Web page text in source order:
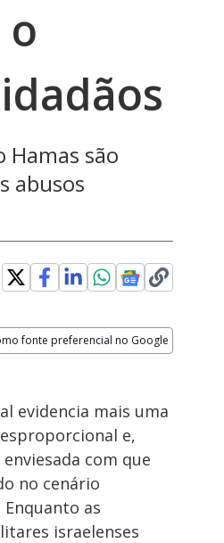
são
abusos
fonte preferencial no Google
evidencia mais uma
e,
com que
no cenário
as
israelenses